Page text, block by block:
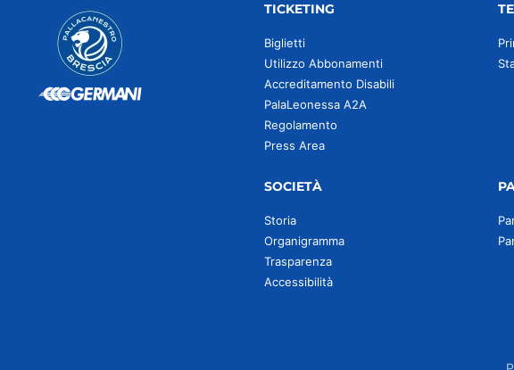
TICKETING
Biglietti
Utilizzo Abbonamenti
Accreditamento Disabili
PalaLeonessa A2A
Regolamento
Press Area
SOCIETÀ
Storia
Organigramma
Trasparenza
Accessibilità